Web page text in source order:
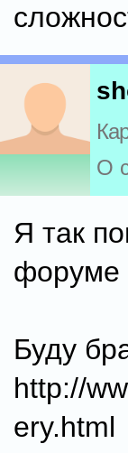
О
Я так
форуме
Буду
http://
ery.html